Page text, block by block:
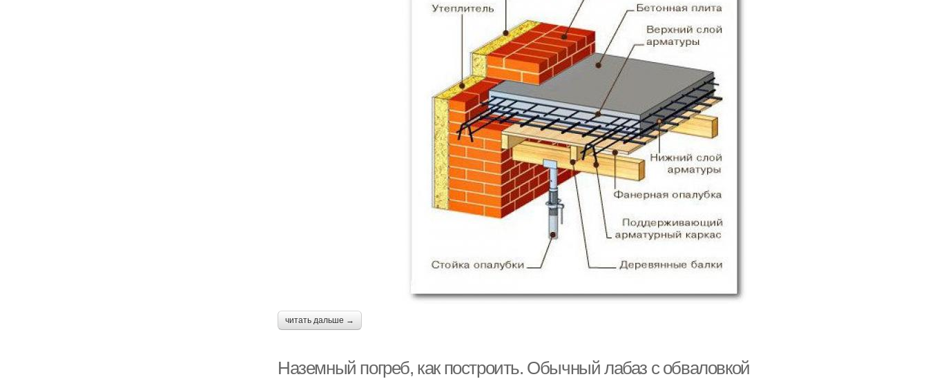
читать дальше →
Наземный погреб, как построить. Обычный лабаз с обваловкой